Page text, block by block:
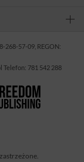
268-57-09, REGON:
Telefon: 781 542 288